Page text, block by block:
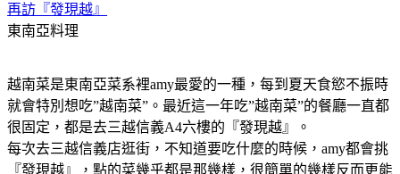
再訪『發現越』
東南亞料理
越南菜是東南亞菜系裡amy最愛的一種，每到夏天食慾不振時
就會特別想吃”越南菜”。最近這一年吃”越南菜”的餐廳一直都
很固定，都是去三越信義A4六樓的『發現越』。
每次去三越信義店逛街，不知道要吃什麼的時候，amy都會挑
『發現越』，點的菜幾乎都是那幾樣，很簡單的幾樣反而更能